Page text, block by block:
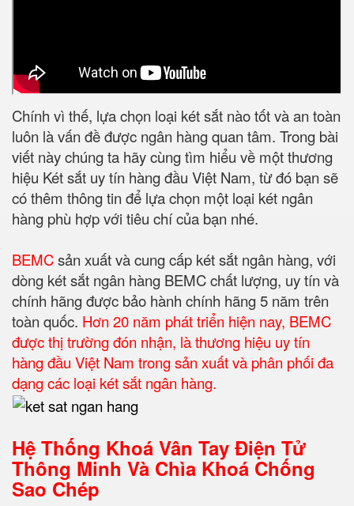
Chính vì thế, lựa chọn loại két sắt nào tốt và an toàn
luôn là vấn đề được ngân hàng quan tâm. Trong bài
viết này chúng ta hãy cùng tìm hiểu về một thương
hiệu Két sắt uy tín hàng đầu Việt Nam, từ đó bạn sẽ
có thêm thông tin để lựa chọn một loại két ngân
hàng phù hợp với tiêu chí của bạn nhé.
BEMCsản xuất và cung cấp két sắt ngân hàng, với
dòng két sắt ngân hàng BEMC chất lượng, uy tín và
chính hãng được bảo hành chính hãng 5 năm trên
toàn quốc. Hơn 20 năm phát triển hiện nay, BEMC
được thị trường đón nhận, là thương hiệu uy tín
hàng đầu Việt Nam trong sản xuất và phân phối đa
dạng các loại két sắt ngân hàng.
Hệ Thống Khoá Vân Tay Điện Tử
Thông Minh Và Chìa Khoá Chống
Sao Chép